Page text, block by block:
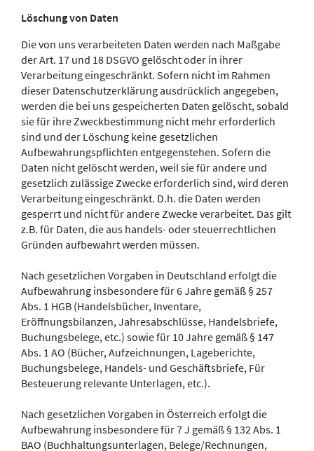
Löschung von Daten
Die von uns verarbeiteten Daten werden nach Maßgabe
der Art. 17 und 18 DSGVO gelöscht oder in ihrer
Verarbeitung eingeschränkt. Sofern nicht im Rahmen
dieser Datenschutzerklärung ausdrücklich angegeben,
werden die bei uns gespeicherten Daten gelöscht, sobald
sie für ihre Zweckbestimmung nicht mehr erforderlich
sind und der Löschung keine gesetzlichen
Aufbewahrungspflichten entgegenstehen. Sofern die
Daten nicht gelöscht werden, weil sie für andere und
gesetzlich zulässige Zwecke erforderlich sind, wird deren
Verarbeitung eingeschränkt. D.h. die Daten werden
gesperrt und nicht für andere Zwecke verarbeitet. Das gilt
z.B. für Daten, die aus handels- oder steuerrechtlichen
Gründen aufbewahrt werden müssen.
Nach gesetzlichen Vorgaben in Deutschland erfolgt die
Aufbewahrung insbesondere für 6 Jahre gemäß § 257
Abs. 1 HGB (Handelsbücher, Inventare,
Eröffnungsbilanzen, Jahresabschlüsse, Handelsbriefe,
Buchungsbelege, etc.) sowie für 10 Jahre gemäß § 147
Abs. 1 AO (Bücher, Aufzeichnungen, Lageberichte,
Buchungsbelege, Handels- und Geschäftsbriefe, Für
Besteuerung relevante Unterlagen, etc.).
Nach gesetzlichen Vorgaben in Österreich erfolgt die
Aufbewahrung insbesondere für 7 J gemäß § 132 Abs. 1
BAO (Buchhaltungsunterlagen, Belege/Rechnungen,